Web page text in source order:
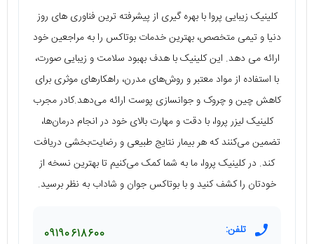
کلینیک زیبایی پروا با بهره گیری از پیشرفته ترین فناوری های روز
دنیا و تیمی متخصص، بهترین خدمات بوتاکس را به مراجعین خود
ارائه می دهد. این کلینیک با هدف بهبود سلامت و زیبایی صورت،
با استفاده از مواد معتبر و روش‌های مدرن، راهکارهای موثری برای
کاهش چین و چروک و جوانسازی پوست ارائه می‌دهد.کادر مجرب
کلینیک لیزر پروا، با دقت و مهارت بالای خود در انجام درمان‌ها،
تضمین می‌کنند که هر بیمار نتایج طبیعی و رضایت‌بخشی دریافت
کند. در کلینیک پروا، ما به شما کمک می‌کنیم تا بهترین نسخه از
خودتان را کشف کنید و با بوتاکس جوان و شاداب به نظر برسید.
تلفن: 09190618600